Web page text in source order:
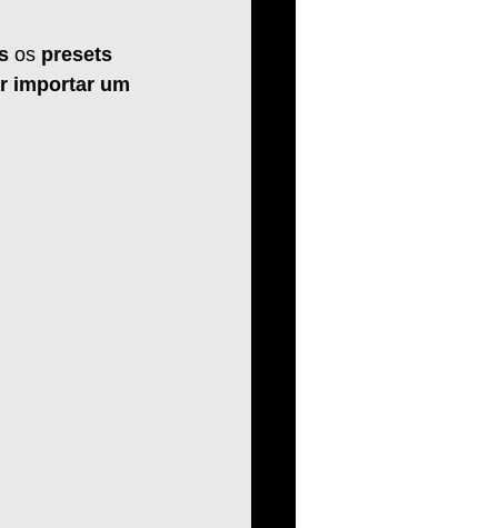
os presets
importar um